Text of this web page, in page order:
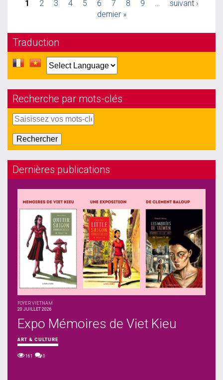
1 2 3 4 5 6 7 8 9 …
suivant ›
dernier »
Traduction
Recherche par mots-clés
Dernières publications
FOYER VIETNAM
20 JUILLET 2026
Expo Mémoires de Viet Kieu
ART & CULTURE
161 0